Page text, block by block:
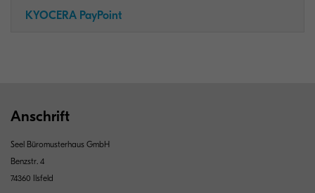
KYOCERA PayPoint
Anschrift
Seel Büromusterhaus GmbH
Benzstr. 4
74360 Ilsfeld